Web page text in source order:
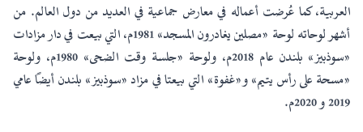
العربية، كما عُرضت أعماله في معارض جماعية في العديد من دول العالم. من
أشهر لوحاته لوحة «مصلين يغادرون المسجد» 1981م، التي بيعت في دار مزادات
«سوذبيز» بلندن عام 2018م، ولوحة «جلسة وقت الضحى» 1980م، ولوحة
«مسحة على رأس يتيم» و«غفوة» التي بيعتا في مزاد «سوذبيز» بلندن أيضًا عامي
2019 و 2020م.